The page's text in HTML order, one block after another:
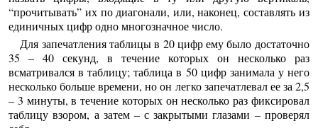
“прочитывать” их по диагонали, или, наконец, составлять из
единичных цифр одно многозначное число.
Для запечатления таблицы в 20 цифр ему было достаточно
35 – 40 секунд, в течение которых он несколько раз
всматривался в таблицу; таблица в 50 цифр занимала у него
несколько больше времени, но он легко запечатлевал ее за 2,5
– 3 минуты, в течение которых он несколько раз фиксировал
таблицу взором, а затем – с закрытыми глазами – проверял